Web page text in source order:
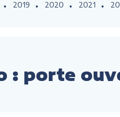
2019 2020 2021
: porte